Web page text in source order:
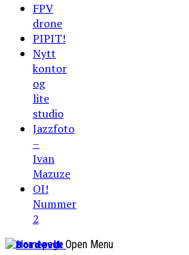
FPV
drone
PIPIT!
Nytt
kontor
og
lite
studio
Jazzfoto
–
Ivan
Mazuze
OI!
Nummer
2
Bordevik Open Menu